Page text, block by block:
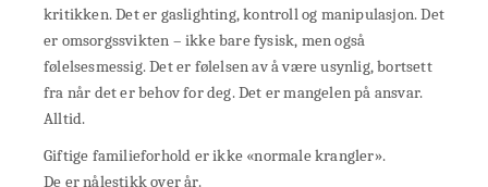
kritikken. Det er gaslighting, kontroll og manipulasjon. Det
er omsorgssvikten – ikke bare fysisk, men også
følelsesmessig. Det er følelsen av å være usynlig, bortsett
fra når det er behov for deg. Det er mangelen på ansvar.
Alltid.
Giftige familieforhold er ikke «normale krangler».
De er nålestikk over år.